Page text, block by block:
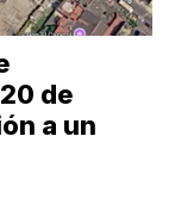
de
a un